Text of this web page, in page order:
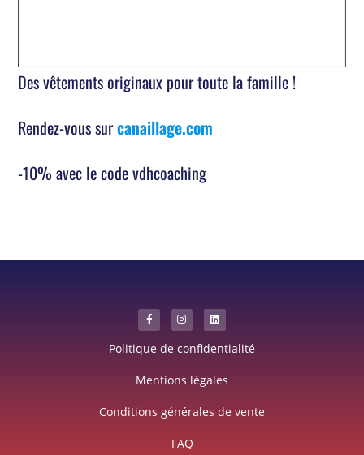
Des vêtements originaux pour toute la famille !
Rendez-vous surcanaillage.com
-10% avec le code vdhcoaching
Politique de confidentialité
Mentions légales
Conditions générales de vente
FAQ